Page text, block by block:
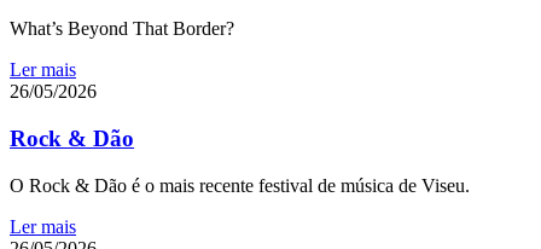
What’s Beyond That Border?
Ler mais
26/05/2026
Rock & Dão
O Rock & Dão é o mais recente festival de música de Viseu.
Ler mais